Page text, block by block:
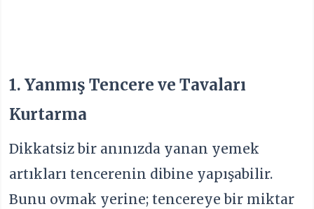
1. Yanmış Tencere ve Tavaları
Kurtarma
Dikkatsiz bir anınızda yanan yemek
artıkları tencerenin dibine yapışabilir.
Bunu ovmak yerine; tencereye bir miktar